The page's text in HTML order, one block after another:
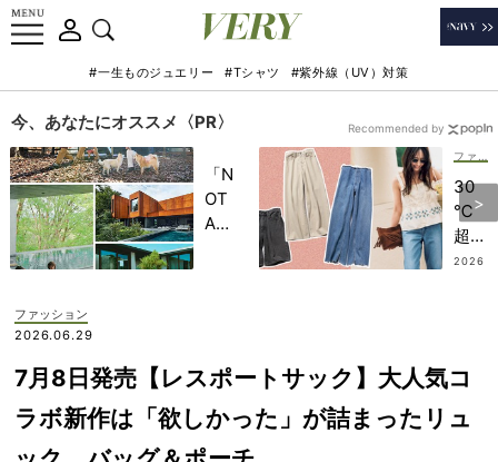
#一生ものジュエリー #Tシャツ #紫外線（UV）対策
今、あなたにオススメ〈PR〉
「N
OT
A
記憶
に一
生残
る
30
℃
超え
でも
ス合
の
2026
Recommended by
ファッション
2026.06.29
7月8日発売【レスポートサック】大人気コ
ラボ新作は「欲しかった」が詰まったリュ